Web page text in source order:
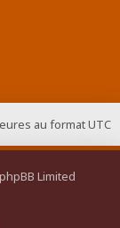
au formatUTC
Limited